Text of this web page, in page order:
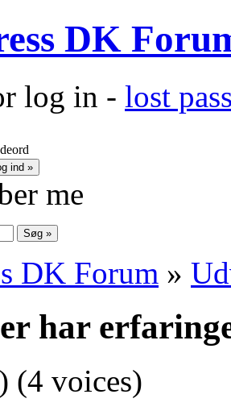
DK
log in - lost
me
DK Forum »
har
(4 voices)